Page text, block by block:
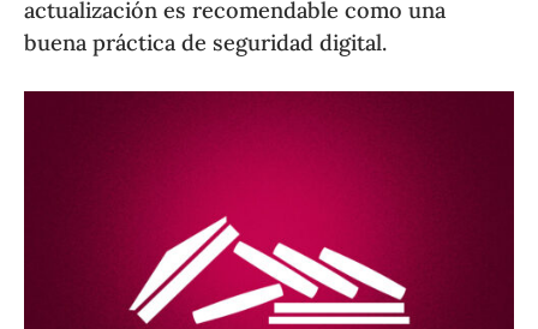
actualización es recomendable como una
buena práctica de seguridad digital.